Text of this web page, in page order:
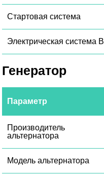
Стартовая система
Электрическая система В
Генератор
Параметр
Производитель
альтернатора
Модель альтернатора